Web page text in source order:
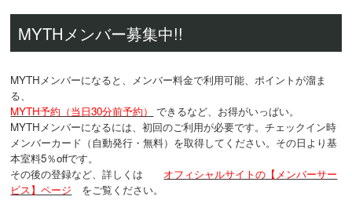
MYTHメンバー募集中!!
MYTHメンバーになると、メンバー料金で利用可能、ポイントが溜ま
る、
MYTH予約（当日30分前予約）
できるなど、お得がいっぱい。
MYTHメンバーになるには、初回のご利用が必要です。チェックイン時
メンバーカード（自動発行・無料）を取得してください。その日より基
本室料5％offです。
その後の登録など、詳しくは オフィシャルサイトの【メンバーサー
ビス】ページ をご覧ください。